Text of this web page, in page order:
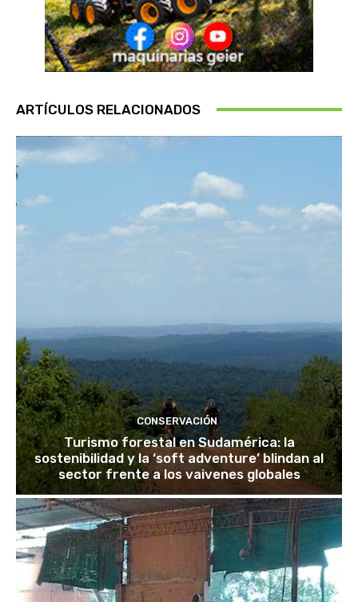
ARTÍCULOS RELACIONADOS
CONSERVACIÓN
Turismo forestal en Sudamérica: la
sostenibilidad y la ‘soft adventure’ blindan al
sector frente a los vaivenes globales